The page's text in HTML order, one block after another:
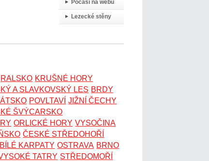
Počasí na webu
Lezecké stěny
RALSKO KRUŠNÉ HORY
A SLAVKOVSKÝ LES BRDY
POVLTAVÍ JIŽNÍ ČECHY
ŠVÝCARSKO
ORLICKÉ HORY VYSOČINA
ČESKÉ STŘEDOHOŘÍ
BÍLÉ KARPATY OSTRAVA BRNO
TATRY STŘEDOMOŘÍ